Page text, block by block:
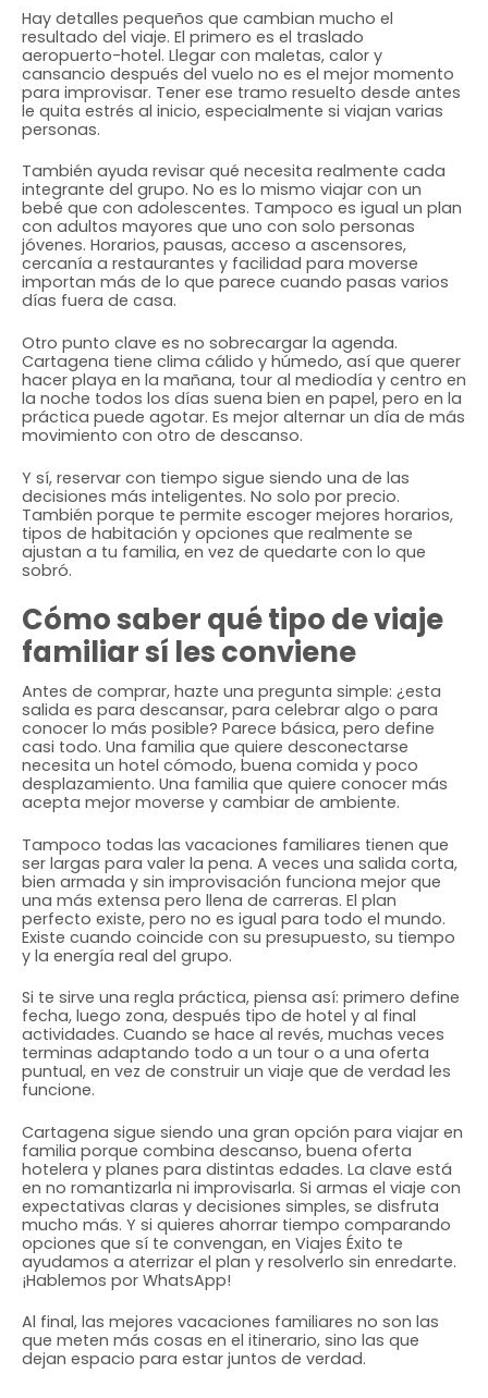
Hay detalles pequeños que cambian mucho el
resultado del viaje. El primero es el traslado
aeropuerto-hotel. Llegar con maletas, calor y
cansancio después del vuelo no es el mejor momento
para improvisar. Tener ese tramo resuelto desde antes
le quita estrés al inicio, especialmente si viajan varias
personas.
También ayuda revisar qué necesita realmente cada
integrante del grupo. No es lo mismo viajar con un
bebé que con adolescentes. Tampoco es igual un plan
con adultos mayores que uno con solo personas
jóvenes. Horarios, pausas, acceso a ascensores,
cercanía a restaurantes y facilidad para moverse
importan más de lo que parece cuando pasas varios
días fuera de casa.
Otro punto clave es no sobrecargar la agenda.
Cartagena tiene clima cálido y húmedo, así que querer
hacer playa en la mañana, tour al mediodía y centro en
la noche todos los días suena bien en papel, pero en la
práctica puede agotar. Es mejor alternar un día de más
movimiento con otro de descanso.
Y sí, reservar con tiempo sigue siendo una de las
decisiones más inteligentes. No solo por precio.
También porque te permite escoger mejores horarios,
tipos de habitación y opciones que realmente se
ajustan a tu familia, en vez de quedarte con lo que
sobró.
Cómo saber qué tipo de viaje
familiar sí les conviene
Antes de comprar, hazte una pregunta simple: ¿esta
salida es para descansar, para celebrar algo o para
conocer lo más posible? Parece básica, pero define
casi todo. Una familia que quiere desconectarse
necesita un hotel cómodo, buena comida y poco
desplazamiento. Una familia que quiere conocer más
acepta mejor moverse y cambiar de ambiente.
Tampoco todas las vacaciones familiares tienen que
ser largas para valer la pena. A veces una salida corta,
bien armada y sin improvisación funciona mejor que
una más extensa pero llena de carreras. El plan
perfecto existe, pero no es igual para todo el mundo.
Existe cuando coincide con su presupuesto, su tiempo
y la energía real del grupo.
Si te sirve una regla práctica, piensa así: primero define
fecha, luego zona, después tipo de hotel y al final
actividades. Cuando se hace al revés, muchas veces
terminas adaptando todo a un tour o a una oferta
puntual, en vez de construir un viaje que de verdad les
funcione.
Cartagena sigue siendo una gran opción para viajar en
familia porque combina descanso, buena oferta
hotelera y planes para distintas edades. La clave está
en no romantizarla ni improvisarla. Si armas el viaje con
expectativas claras y decisiones simples, se disfruta
mucho más. Y si quieres ahorrar tiempo comparando
opciones que sí te convengan, en Viajes Éxito te
ayudamos a aterrizar el plan y resolverlo sin enredarte.
¡Hablemos por WhatsApp!
Al final, las mejores vacaciones familiares no son las
que meten más cosas en el itinerario, sino las que
dejan espacio para estar juntos de verdad.